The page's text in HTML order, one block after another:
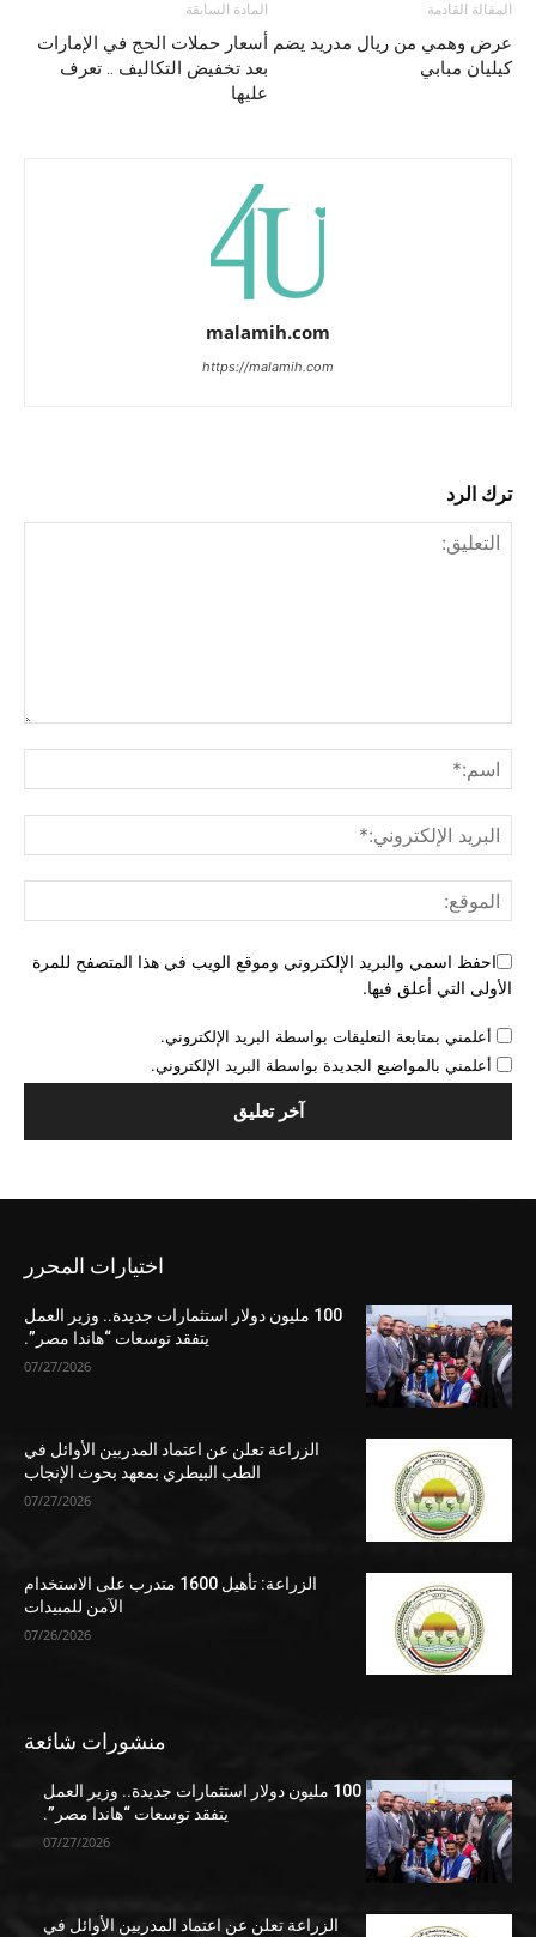
المادة السابقة
أسعار حملات الحج في الإمارات
بعد تخفيض التكاليف .. تعرف
عليها
المقالة القادمة
عرض وهمي من ريال مدريد يضم
كيليان مبابي
malamih.com
https://malamih.com
ترك الرد
احفظ اسمي والبريد الإلكتروني وموقع الويب في هذا المتصفح للمرة
الأولى التي أعلق فيها.
أعلمني بمتابعة التعليقات بواسطة البريد الإلكتروني.
أعلمني بالمواضيع الجديدة بواسطة البريد الإلكتروني.
اختيارات المحرر
100 مليون دولار استثمارات جديدة.. وزير العمل
يتفقد توسعات “هاندا مصر”.
07/27/2026
الزراعة تعلن عن اعتماد المدربين الأوائل في
الطب البيطري بمعهد بحوث الإنجاب
07/27/2026
الزراعة: تأهيل 1600 متدرب على الاستخدام
الآمن للمبيدات
07/26/2026
منشورات شائعة
100 مليون دولار استثمارات جديدة.. وزير العمل
يتفقد توسعات “هاندا مصر”.
07/27/2026
الزراعة تعلن عن اعتماد المدربين الأوائل في